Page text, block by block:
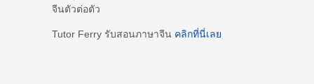
จีนตัวต่อตัว
Tutor Ferry รับสอนภาษาจีน คลิกที่นี่เลย